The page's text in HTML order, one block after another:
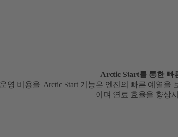
영 비용을
Arctic Start를 통한 빠
Arctic Start 기능은 엔진의 빠른 예열을
이며 연료 효율을 향상